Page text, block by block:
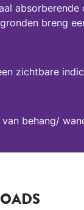
breng
zichtbare
behang/